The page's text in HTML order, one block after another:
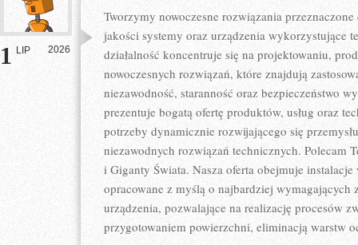
1 LIP 2026
Tworzymy nowoczesne rozwiązania
jakości systemy oraz urządzenia wykorzystujące
działalność koncentruje się na projektowaniu,
nowoczesnych rozwiązań, które znajdują
niezawodność, staranność oraz bezpieczeństwo
prezentuje bogatą ofertę produktów, usług oraz
potrzeby dynamicznie rozwijającego się
niezawodnych rozwiązań technicznych. Polecam
i Giganty Świata. Nasza oferta obejmuje
opracowane z myślą o najbardziej wymagających
urządzenia, pozwalające na realizację procesów
przygotowaniem powierzchni, eliminacją warstw